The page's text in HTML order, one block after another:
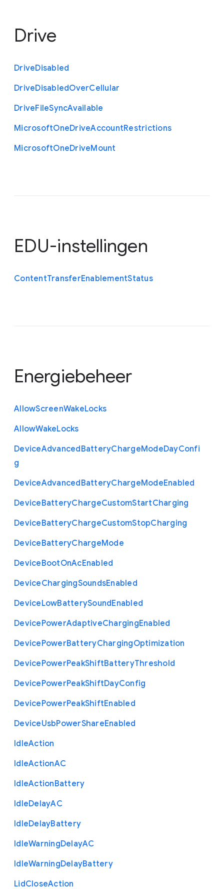
Drive
DriveDisabled
DriveDisabledOverCellular
DriveFileSyncAvailable
MicrosoftOneDriveAccountRestrictions
MicrosoftOneDriveMount
EDU-instellingen
ContentTransferEnablementStatus
Energiebeheer
AllowScreenWakeLocks
AllowWakeLocks
DeviceAdvancedBatteryChargeModeDayConfi
g
DeviceAdvancedBatteryChargeModeEnabled
DeviceBatteryChargeCustomStartCharging
DeviceBatteryChargeCustomStopCharging
DeviceBatteryChargeMode
DeviceBootOnAcEnabled
DeviceChargingSoundsEnabled
DeviceLowBatterySoundEnabled
DevicePowerAdaptiveChargingEnabled
DevicePowerBatteryChargingOptimization
DevicePowerPeakShiftBatteryThreshold
DevicePowerPeakShiftDayConfig
DevicePowerPeakShiftEnabled
DeviceUsbPowerShareEnabled
IdleAction
IdleActionAC
IdleActionBattery
IdleDelayAC
IdleDelayBattery
IdleWarningDelayAC
IdleWarningDelayBattery
LidCloseAction